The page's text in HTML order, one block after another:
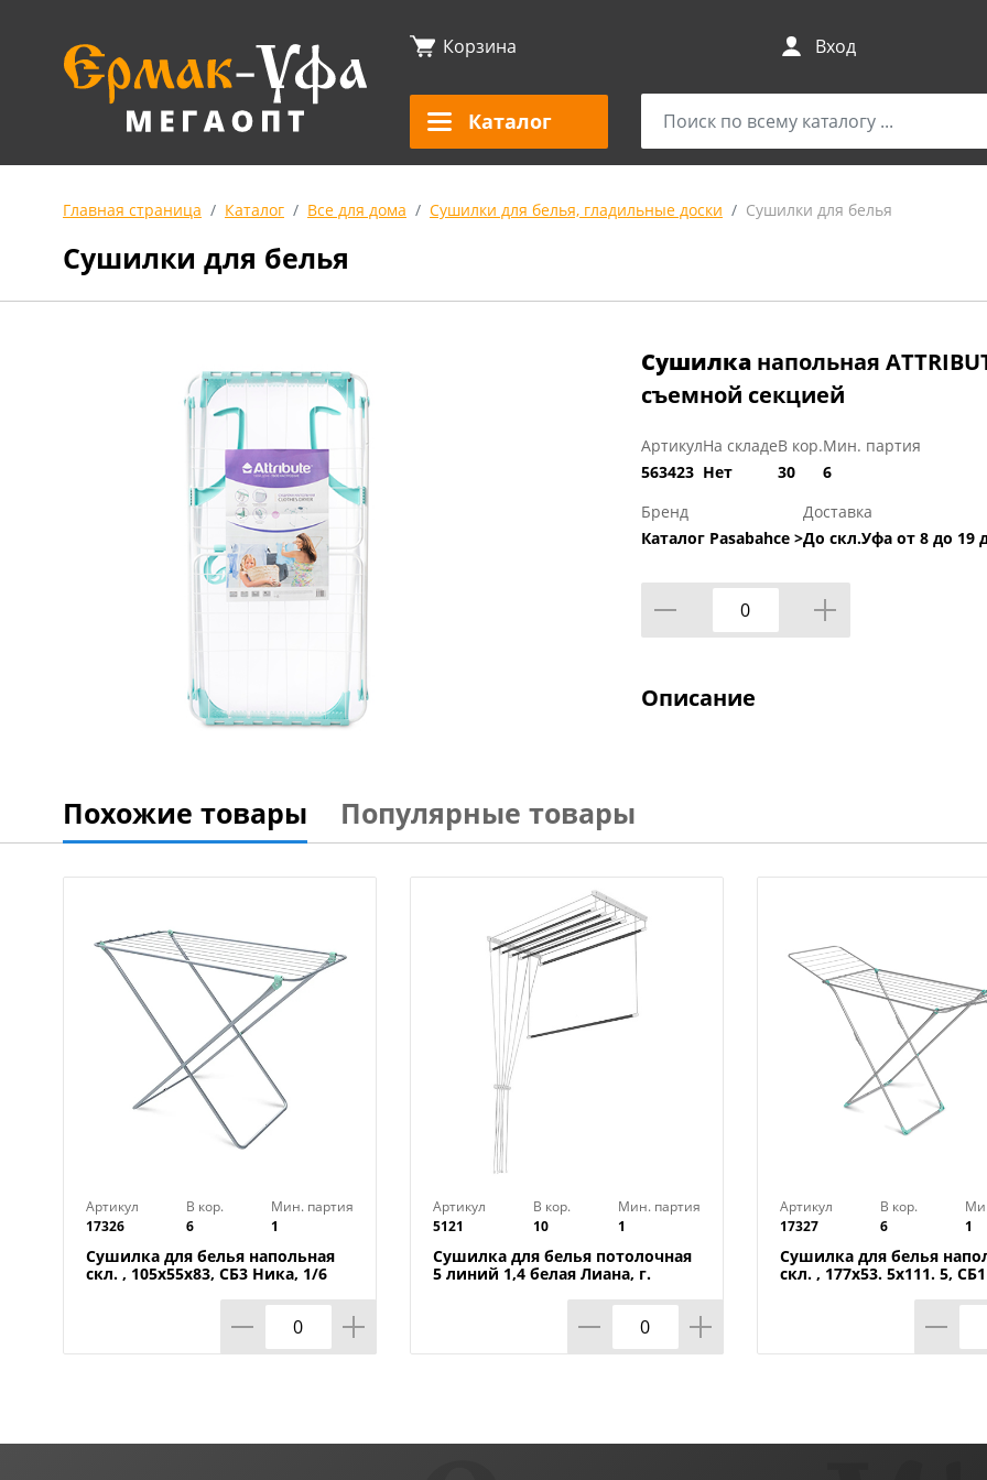
Корзина Вход
Каталог
Главная страница Каталог Все для дома Сушилки для белья, гладильные доски Сушилки для белья
Сушилки для белья
Сушилка напольная
съемной секцией
Артикул
563423
На складе
Нет
В кор.
30
Мин. партия
6
Бренд
Каталог Pasabahce >
Доставка
До скл.Уфа от 8 до 19
Описание
Похожие товары Популярные товары
Артикул
17326
В кор.
6
Мин. партия
1
Сушилка для белья напольная
скл. , 105х55х83, СБ3 Ника, 1/6
Артикул
5121
В кор.
10
Мин. партия
1
Сушилка для белья потолочная
5 линий 1,4 белая Лиана, г.
Артикул
17327
В кор.
6
1
Сушилка для белья
скл. , 177х53. 5х111. 5,